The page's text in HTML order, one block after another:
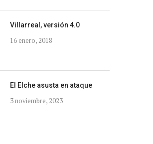
Villarreal, versión 4.0
16 enero, 2018
El Elche asusta en ataque
3 noviembre, 2023